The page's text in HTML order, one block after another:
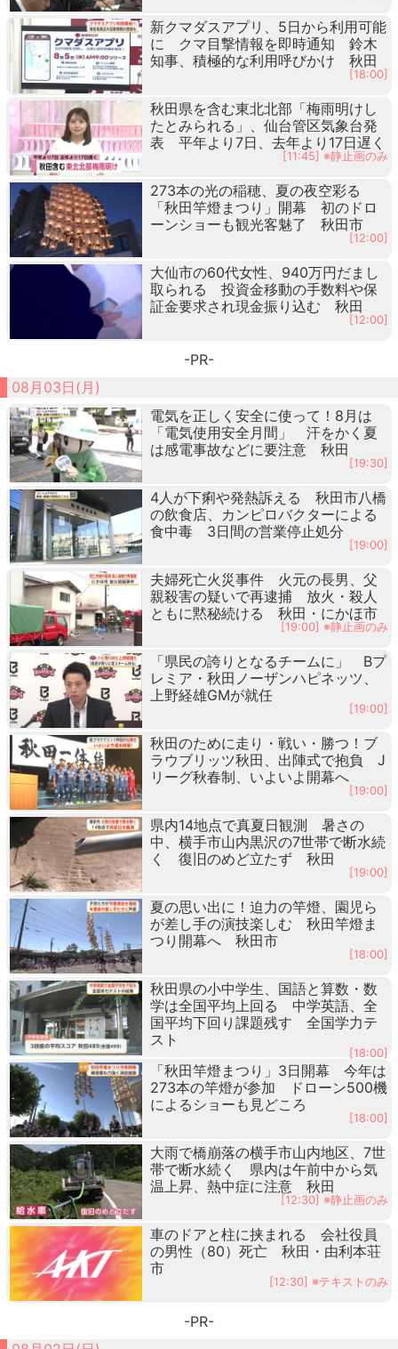
新クマダスアプリ、5日から利用可能
に クマ目撃情報を即時通知 鈴木
知事、積極的な利用呼びかけ 秋田
[18:00]
秋田県を含む東北北部「梅雨明けし
たとみられる」、仙台管区気象台発
表 平年より7日、去年より17日遅く
[11:45] ※静止画のみ
273本の光の稲穂、夏の夜空彩る
「秋田竿燈まつり」開幕 初のドロ
ーンショーも観光客魅了 秋田市
[12:00]
大仙市の60代女性、940万円だまし
取られる 投資金移動の手数料や保
証金要求され現金振り込む 秋田
[12:00]
-PR-
08月03日(月)
電気を正しく安全に使って！8月は
「電気使用安全月間」 汗をかく夏
は感電事故などに要注意 秋田
[19:30]
4人が下痢や発熱訴える 秋田市八橋
の飲食店、カンピロバクターによる
食中毒 3日間の営業停止処分
[19:00]
夫婦死亡火災事件 火元の長男、父
親殺害の疑いで再逮捕 放火・殺人
ともに黙秘続ける 秋田・にかほ市
[19:00] ※静止画のみ
「県民の誇りとなるチームに」 Bプ
レミア・秋田ノーザンハピネッツ、
上野経雄GMが就任
[19:00]
秋田のために走り・戦い・勝つ！ブ
ラウブリッツ秋田、出陣式で抱負 J
リーグ秋春制、いよいよ開幕へ
[19:00]
県内14地点で真夏日観測 暑さの
中、横手市山内黒沢の7世帯で断水続
く 復旧のめど立たず 秋田
[19:00]
夏の思い出に！迫力の竿燈、園児ら
が差し手の演技楽しむ 秋田竿燈ま
つり開幕へ 秋田市
[18:00]
秋田県の小中学生、国語と算数・数
学は全国平均上回る 中学英語、全
国平均下回り課題残す 全国学力テ
スト
[18:00]
「秋田竿燈まつり」3日開幕 今年は
273本の竿燈が参加 ドローン500機
によるショーも見どころ
[18:00]
大雨で橋崩落の横手市山内地区、7世
帯で断水続く 県内は午前中から気
温上昇、熱中症に注意 秋田
[12:30] ※静止画のみ
車のドアと柱に挟まれる 会社役員
の男性（80）死亡 秋田・由利本荘
市
[12:30] ※テキストのみ
-PR-